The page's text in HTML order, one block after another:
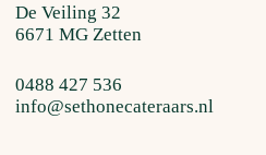
De Veiling 32
6671 MG Zetten
0488 427 536
info@sethonecateraars.nl